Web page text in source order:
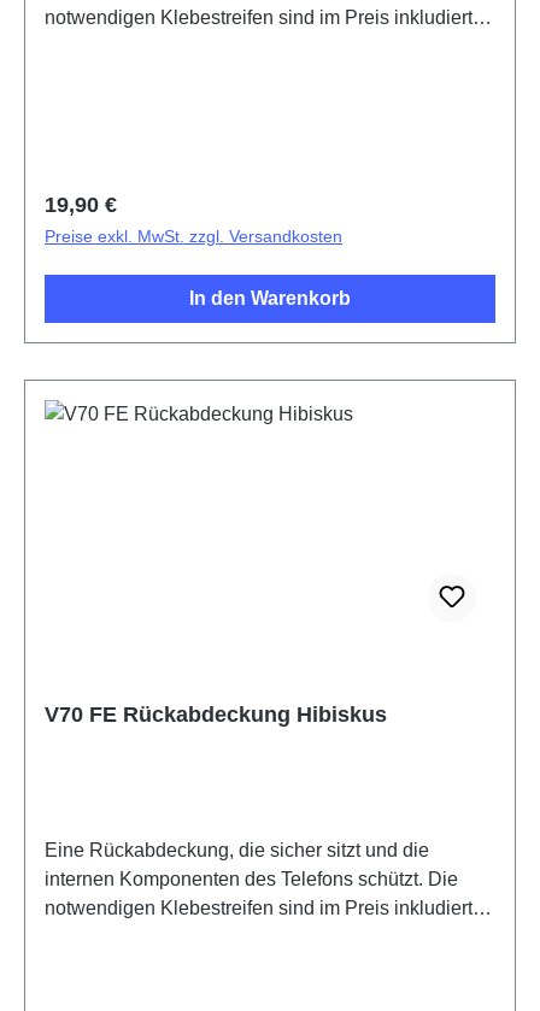
notwendigen Klebestreifen sind im Preis inkludiert
Regulärer Preis:
19,90 €
Preise exkl. MwSt. zzgl. Versandkosten
In den Warenkorb
V70 FE Rückabdeckung Hibiskus
Eine Rückabdeckung, die sicher sitzt und die
internen Komponenten des Telefons schützt. Die
notwendigen Klebestreifen sind im Preis inkludiert